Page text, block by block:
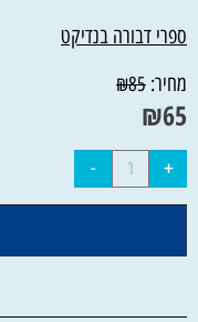
ספרי דבורה בנדיקט
מחיר:
₪85
₪65